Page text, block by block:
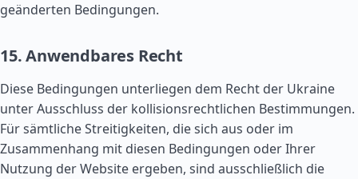
geänderten Bedingungen.
15. Anwendbares Recht
Diese Bedingungen unterliegen dem Recht der Ukraine
unter Ausschluss der kollisionsrechtlichen Bestimmungen.
Für sämtliche Streitigkeiten, die sich aus oder im
Zusammenhang mit diesen Bedingungen oder Ihrer
Nutzung der Website ergeben, sind ausschließlich die